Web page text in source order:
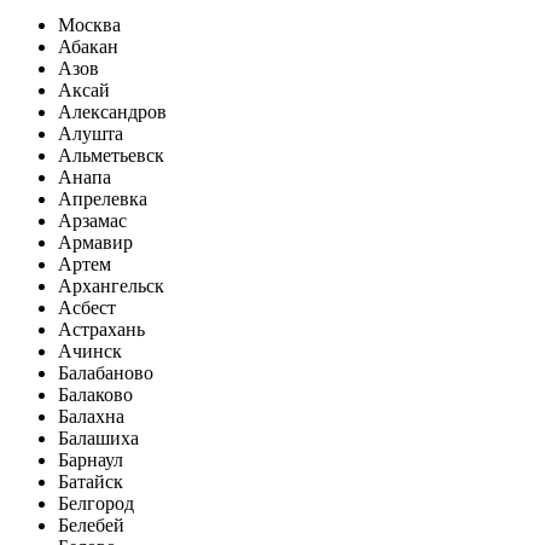
Москва
Абакан
Азов
Аксай
Александров
Алушта
Альметьевск
Анапа
Апрелевка
Арзамас
Армавир
Артем
Архангельск
Асбест
Астрахань
Ачинск
Балабаново
Балаково
Балахна
Балашиха
Барнаул
Батайск
Белгород
Белебей